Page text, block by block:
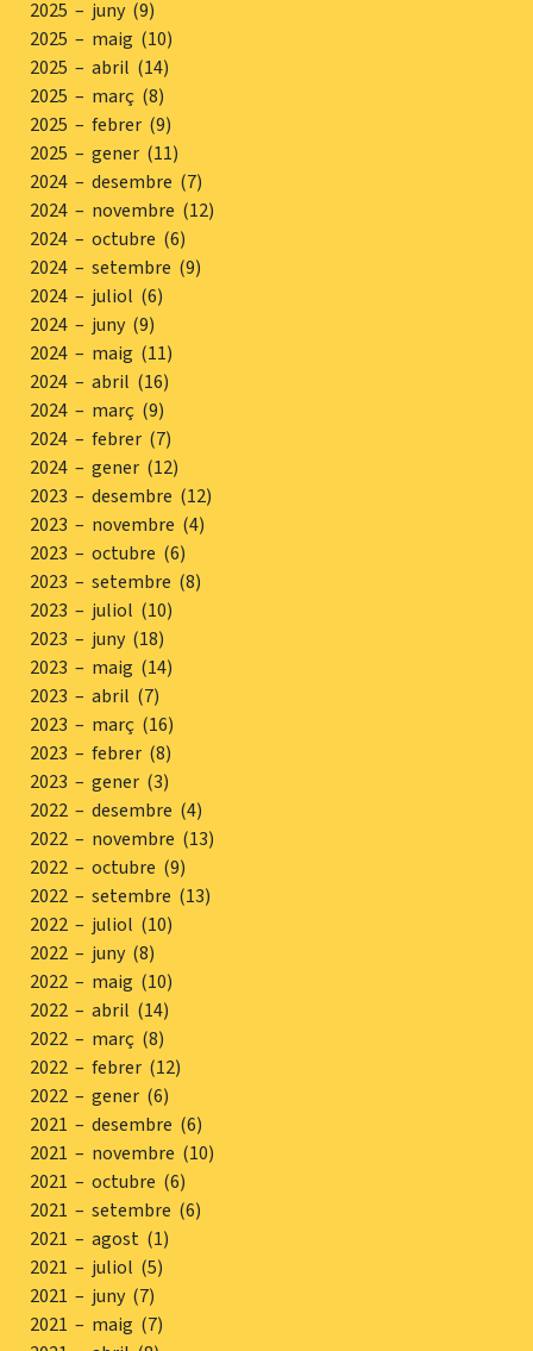
2025 – juny (9)
2025 – maig (10)
2025 – abril (14)
2025 – març (8)
2025 – febrer (9)
2025 – gener (11)
2024 – desembre (7)
2024 – novembre (12)
2024 – octubre (6)
2024 – setembre (9)
2024 – juliol (6)
2024 – juny (9)
2024 – maig (11)
2024 – abril (16)
2024 – març (9)
2024 – febrer (7)
2024 – gener (12)
2023 – desembre (12)
2023 – novembre (4)
2023 – octubre (6)
2023 – setembre (8)
2023 – juliol (10)
2023 – juny (18)
2023 – maig (14)
2023 – abril (7)
2023 – març (16)
2023 – febrer (8)
2023 – gener (3)
2022 – desembre (4)
2022 – novembre (13)
2022 – octubre (9)
2022 – setembre (13)
2022 – juliol (10)
2022 – juny (8)
2022 – maig (10)
2022 – abril (14)
2022 – març (8)
2022 – febrer (12)
2022 – gener (6)
2021 – desembre (6)
2021 – novembre (10)
2021 – octubre (6)
2021 – setembre (6)
2021 – agost (1)
2021 – juliol (5)
2021 – juny (7)
2021 – maig (7)